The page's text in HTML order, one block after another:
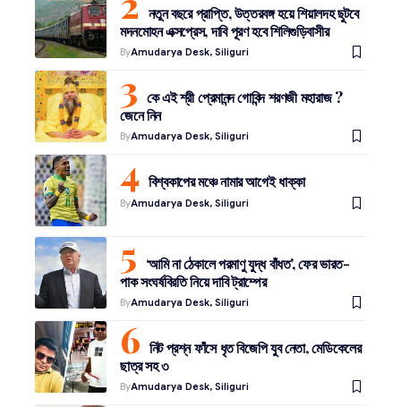
নতুন বছরে প্রাপ্তি, উত্তরবঙ্গ হয়ে শিয়ালদহ ছুটবে
মদনমোহন এক্সপ্রেস, দাবি পূরণ হবে শিলিগুড়িবাসীর
ByAmudarya Desk, Siliguri
কে এই শ্রী প্রেমানন্দ গোবিন্দ শরণজী মহারাজ ?
জেনে নিন
ByAmudarya Desk, Siliguri
বিশ্বকাপের মঞ্চে নামার আগেই ধাক্কা
ByAmudarya Desk, Siliguri
‘আমি না ঠেকালে পরমাণু যুদ্ধ বাঁধত’, ফের ভারত-
পাক সংঘর্ষবিরতি নিয়ে দাবি ট্রাম্পের
ByAmudarya Desk, Siliguri
নিট প্রশ্ন ফাঁসে ধৃত বিজেপি যুব নেতা, মেডিকেলের
ছাত্র সহ ৩
ByAmudarya Desk, Siliguri